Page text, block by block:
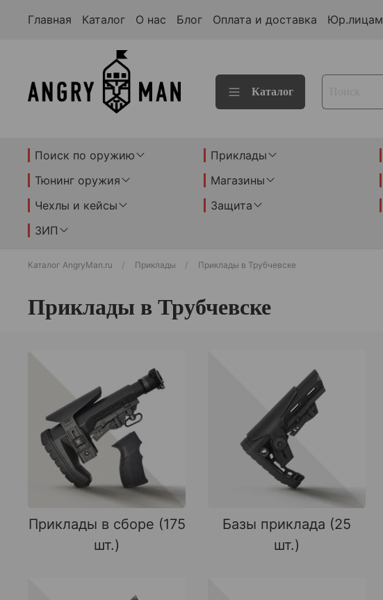
Главная Каталог О нас Блог Оплата и доставка Юр.лицам
Каталог
Поиск по оружию Приклады
Тюнинг оружия
Магазины
Чехлы и кейсы
Защита
ЗИП
Каталог AngryMan.ru Приклады Приклады в Трубчевске
Приклады в Трубчевске
Приклады в сборе (175
шт.)
Базы приклада (25
шт.)